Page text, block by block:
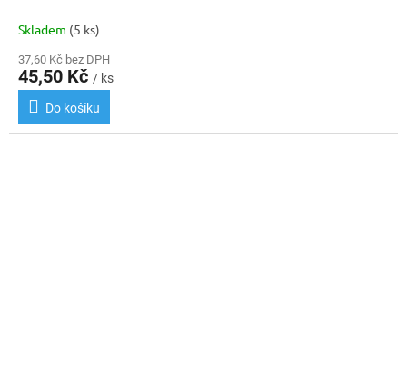
Skladem (5 ks)
37,60 Kč bez DPH
45,50 Kč / ks
Do košíku